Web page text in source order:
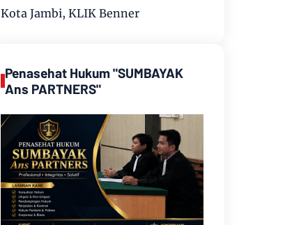
Kota Jambi, KLIK Benner
Penasehat Hukum "SUMBAYAK
Ans PARTNERS"